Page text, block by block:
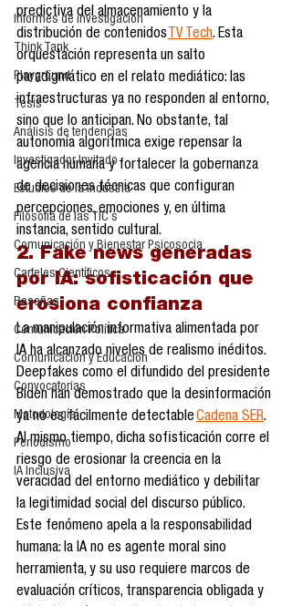
Informes de investigación
Think Tank
Playground
Tesis
Análisis de tendencias
Investigador Invitado
Estudios de la industria
Filosofía de las TIC´s
Comunicación y Bienestar Psicosocia
Carteles Científicos
Reseñas
Comunicación Política
Comunicación y Educación
Convocatorias
Metodología
Periodismo
IA Inclusiva
predictiva del almacenamiento y la
distribución de contenidos TV Tech. Esta
orquestación representa un salto
paradigmático en el relato mediático: las
infraestructuras ya no responden al entorno,
sino que lo anticipan. No obstante, tal
autonomía algorítmica exige repensar la
agencia humana y fortalecer la gobernanza
de decisiones técnicas que configuran
percepciones, emociones y, en última
instancia, sentido cultural.
2. Fake news generadas
por IA: sofisticación que
erosiona confianza
La manipulación informativa alimentada por
IA ha alcanzado niveles de realismo inéditos.
Deepfakes como el difundido del presidente
Biden han demostrado que la desinformación
ya no es fácilmente detectable Cadena SER.
Al mismo tiempo, dicha sofisticación corre el
riesgo de erosionar la creencia en la
veracidad del entorno mediático y debilitar
la legitimidad social del discurso público.
Este fenómeno apela a la responsabilidad
humana: la IA no es agente moral sino
herramienta, y su uso requiere marcos de
evaluación críticos, transparencia obligada y